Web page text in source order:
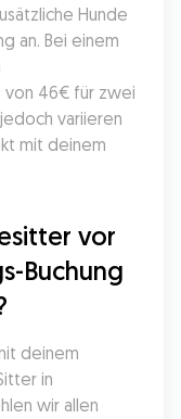
Hunde
an. Bei einem
von 46€ für zwei
variieren
mit deinem
vor
Buchung
deinem
in
wir allen